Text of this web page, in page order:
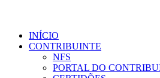
INÍCIO
CONTRIBUINTE
NFS
PORTAL DO